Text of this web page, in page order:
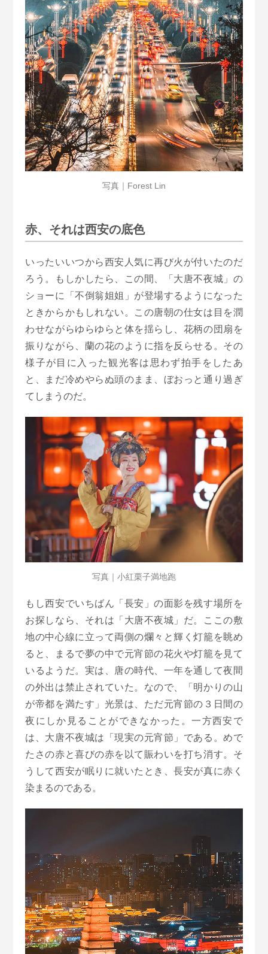
写真｜Forest Lin
赤、それは西安の底色
いったいいつから西安人気に再び火が付いたのだ
ろう。もしかしたら、この間、「大唐不夜城」の
ショーに「不倒翁姐姐」が登場するようになった
ときからかもしれない。この唐朝の仕女は目を潤
わせながらゆらゆらと体を揺らし、花柄の団扇を
振りながら、蘭の花のように指を反らせる。その
様子が目に入った観光客は思わず拍手をしたあ
と、まだ冷めやらぬ頭のまま、ぼおっと通り過ぎ
てしまうのだ。
写真｜小紅栗子満地跑
もし西安でいちばん「長安」の面影を残す場所を
お探しなら、それは「大唐不夜城」だ。ここの敷
地の中心線に立って両側の爛々と輝く灯籠を眺め
ると、まるで夢の中で元宵節の花火や灯籠を見て
いるようだ。実は、唐の時代、一年を通して夜間
の外出は禁止されていた。なので、「明かりの山
が帝都を満たす」光景は、ただ元宵節の３日間の
夜にしか見ることができなかった。一方西安で
は、大唐不夜城は「現実の元宵節」である。めで
たさの赤と喜びの赤を以て賑わいを打ち消す。そ
うして西安が眠りに就いたとき、長安が真に赤く
染まるのである。